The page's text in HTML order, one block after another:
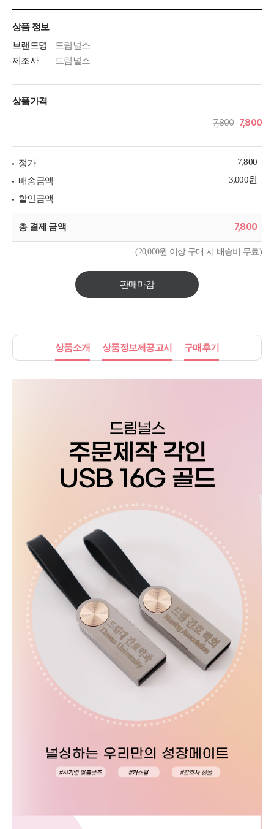
상품 정보
브랜드명
드림널스
제조사
드림널스
상품가격
7,800 7,800
정가
7,800
배송금액
3,000원
할인금액
총 결제 금액 7,800
(20,000원 이상 구매 시 배송비 무료)
판매마감
상품소개 상품정보제공고시 구매후기